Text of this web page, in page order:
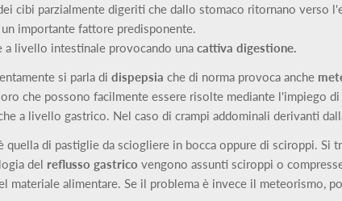
cibi parzialmente digeriti che dallo stomaco ritornano verso
importante fattore predisponente.
livello intestinale provocando una cattiva digestione.
si parla di dispepsia che di norma provoca anche
che possono facilmente essere risolte mediante l'impiego
a livello gastrico. Nel caso di crampi addominali derivanti
quella di pastiglie da sciogliere in bocca oppure di sciroppi. Si
del reflusso gastrico vengono assunti sciroppi o
materiale alimentare. Se il problema è invece il meteorismo,